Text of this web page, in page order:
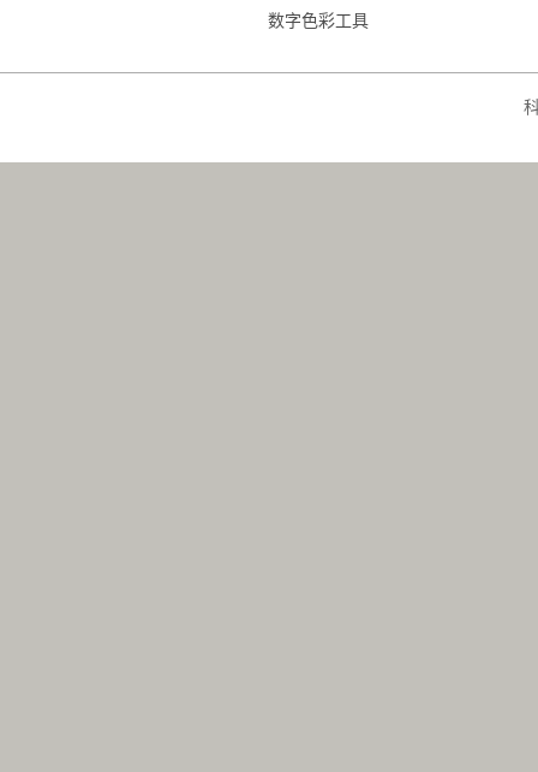
数字色彩工具